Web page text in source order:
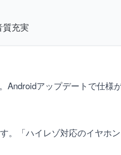
質充実
アップデートで仕様
。「ハイレゾ対応のイヤホ